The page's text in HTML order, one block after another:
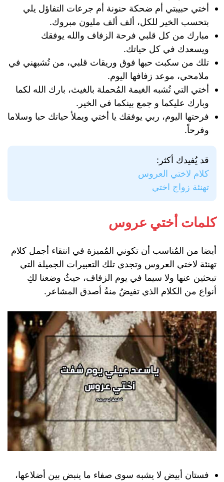
أختي حبيبتي أم ضحكة حنونة أم جرعات التفاؤل يلي
بتحسب الخير للكل، ألف ألف مليون مبروك.
مبارك من كل قلبي فرحة الزفاف والله يوفقك
ويسعدك في كل حياتك.
تلك من سكبت حبها فوق وريقات قلبي، من تُشبهني في
ملامحي، موعد زفافها اليوم.
أختي التي تُشبه الغيمة المُحملة بالغيث، بارك الله لكما
وبارك عليكما و جمع بينكما في الخير.
فرحتها اليوم، ربي يوفقك يا أختي ويملأ حياتك حبا وسلاما
وفرحاً.
قد يُفيدك أكثر:
كلام لاختي العروس
تهنئة زواج اختي
كلمات أختي عروس
أيضا من المُناسب أن تكوني المُميزة في انتقاء أجمل كلام
تهنئة لاختي العروس وتجدي تلك التعبيرات الجميلة التي
تبحثين عنها ولا سيما في يوم الزفاف، حيثُ وضعنا لكِ
أنواع من الكلام الذي تفيضُ منةُ أصدق المشاعر.
فستان أبيض لا يشبه سوى صفاء ما ينبض بين أضلاعها،